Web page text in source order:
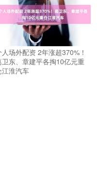
人场外配资 2年涨超370%！
卫东、章建平各掏10亿元重
江淮汽车